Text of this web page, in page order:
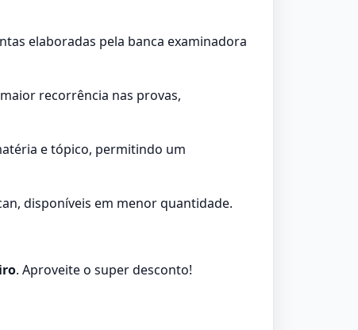
elaboradas pela banca examinadora
recorrência nas provas,
e tópico, permitindo um
disponíveis em menor quantidade.
. Aproveite o super desconto!